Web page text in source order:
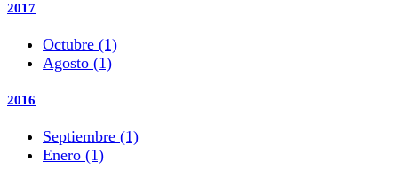
2017
Octubre (1)
Agosto (1)
2016
Septiembre (1)
Enero (1)